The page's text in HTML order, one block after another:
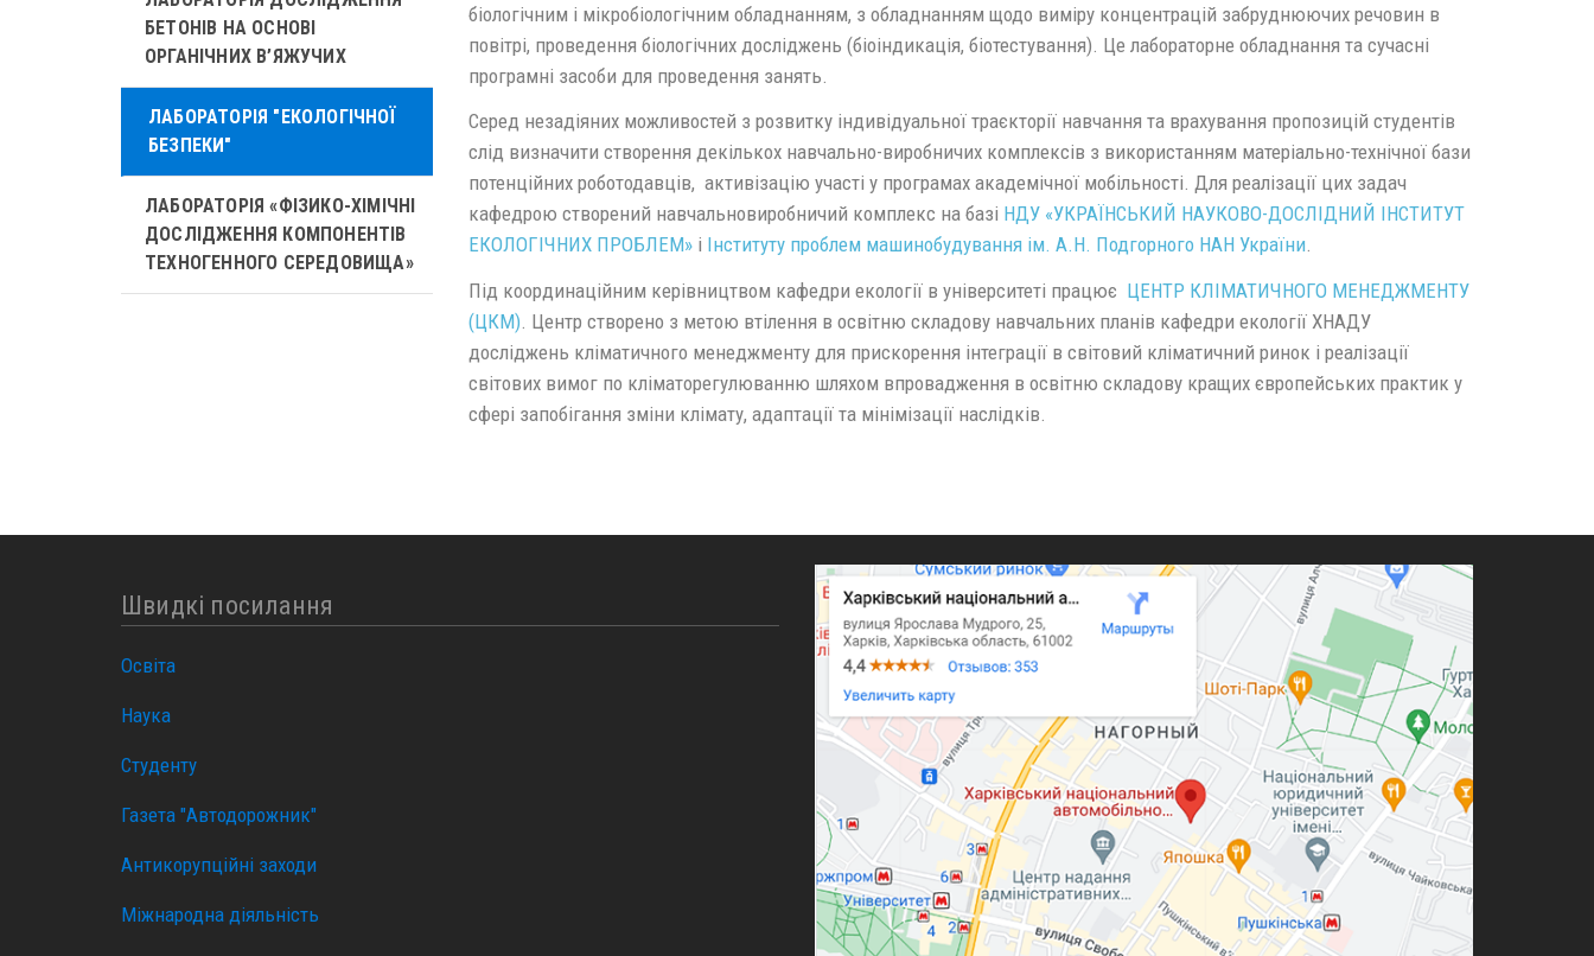
біологічним і мікробіологічним обладнанням, з обладнанням щодо виміру концентрацій забруднюючих речовин в
повітрі, проведення біологічних досліджень (біоіндикація, біотестування). Це лабораторне обладнання та сучасні
програмні засоби для проведення занять.
Серед незадіяних можливостей з розвитку індивідуальної траєкторії навчання та врахування пропозицій студентів
слід визначити створення декількох навчально-виробничих комплексів з використанням матеріально-технічної бази
потенційних роботодавців, активізацію участі у програмах академічної мобільності. Для реалізації цих задач
кафедрою створений навчальновиробничий комплекс на базі НДУ «УКРАЇНСЬКИЙ НАУКОВО-ДОСЛІДНИЙ ІНСТИТУТ
ЕКОЛОГІЧНИХ ПРОБЛЕМ»і Інституту проблем машинобудування ім. А.Н. Подгорного НАН України.
Під координаційним керівництвом кафедри екології в університеті працює ЦЕНТР КЛІМАТИЧНОГО МЕНЕДЖМЕНТУ
(ЦКМ) . Центр створено з метою втілення в освітню складову навчальних планів кафедри екології ХНАДУ
досліджень кліматичного менеджменту для прискорення інтеграції в світовий кліматичний ринок і реалізації
світових вимог по кліматорегулюванню шляхом впровадження в освітню складову кращих європейських практик у
сфері запобігання зміни клімату, адаптації та мінімізації наслідків.
БЕТОНІВ НА ОСНОВІ
ОРГАНІЧНИХ В’ЯЖУЧИХ
ЛАБОРАТОРІЯ "ЕКОЛОГІЧНОЇ
БЕЗПЕКИ"
ЛАБОРАТОРІЯ «ФІЗИКО-ХІМІЧНІ
ДОСЛІДЖЕННЯ КОМПОНЕНТІВ
ТЕХНОГЕННОГО СЕРЕДОВИЩА»
Швидкі посилання
Освіта
Наука
Студенту
Газета "Автодорожник"
Антикорупційні заходи
Міжнародна діяльність